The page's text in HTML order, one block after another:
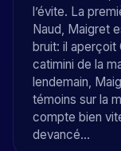
l’évite. La
Naud, Maigret
bruit: il aperçoit
catimini de la
lendemain,
témoins sur la
compte bien
devancé…